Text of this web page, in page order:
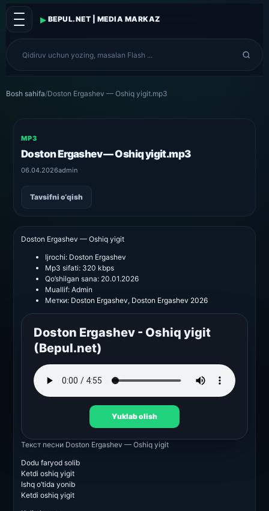
▸ BEPUL.NET | MEDIA MARKAZ
Bosh sahifa/Doston Ergashev — Oshiq yigit.mp3
MP3
Doston Ergashev — Oshiq yigit.mp3
06.04.2026admin
Tavsifni o‘qish
Doston Ergashev — Oshiq yigit
Ijrochi: Doston Ergashev
Mp3 sifati: 320 kbps
Qo’shilgan sana: 20.01.2026
Muallif: Admin
Метки: Doston Ergashev, Doston Ergashev 2026
Doston Ergashev - Oshiq yigit
(Bepul.net)
Yuklab olish
Текст песни Doston Ergashev — Oshiq yigit
Dodu faryod solib
Ketdi oshiq yigit
Ishq o’tida yonib
Ketdi oshiq yigit